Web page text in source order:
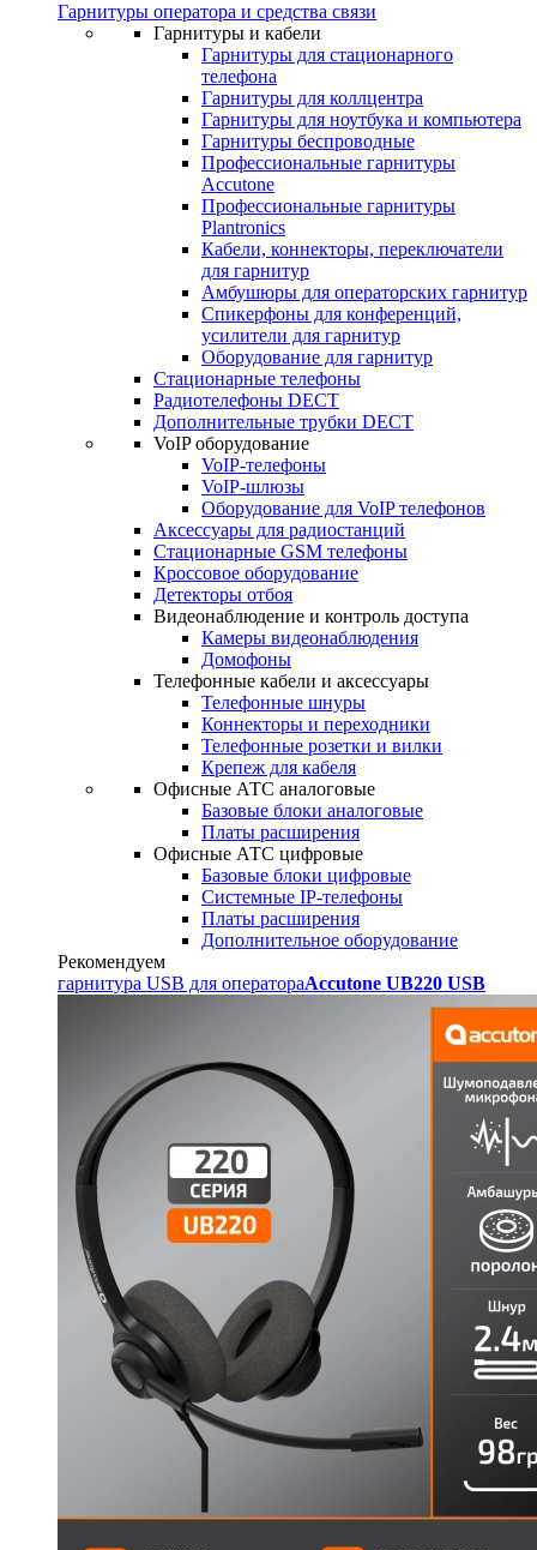
Гарнитуры оператора и средства связи
Гарнитуры и кабели
Гарнитуры для стационарного
телефона
Гарнитуры для коллцентра
Гарнитуры для ноутбука и компьютера
Гарнитуры беспроводные
Профессиональные гарнитуры
Accutone
Профессиональные гарнитуры
Plantronics
Кабели, коннекторы, переключатели
для гарнитур
Амбушюры для операторских гарнитур
Cпикерфоны для конференций,
усилители для гарнитур
Оборудование для гарнитур
Стационарные телефоны
Радиотелефоны DECT
Дополнительные трубки DECT
VoIP оборудование
VoIP-телефоны
VoIP-шлюзы
Оборудование для VoIP телефонов
Аксессуары для радиостанций
Стационарные GSM телефоны
Кроссовое оборудование
Детекторы отбоя
Видеонаблюдение и контроль доступа
Камеры видеонаблюдения
Домофоны
Телефонные кабели и аксессуары
Телефонные шнуры
Коннекторы и переходники
Телефонные розетки и вилки
Крепеж для кабеля
Офисные АТС аналоговые
Базовые блоки аналоговые
Платы расширения
Офисные АТС цифровые
Базовые блоки цифровые
Системные IP-телефоны
Платы расширения
Дополнительное оборудование
Рекомендуем
гарнитура USB для оператораAccutone UB220 USB